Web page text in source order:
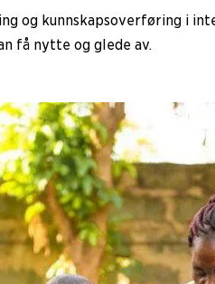
og kunnskapsoverføring i
få nytte og glede av.